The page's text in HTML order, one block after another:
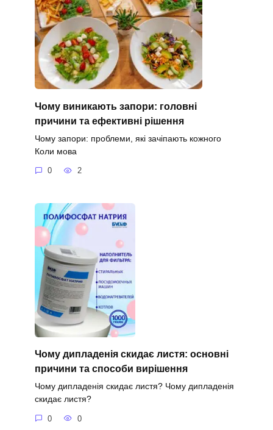
Чому виникають запори: головні
причини та ефективні рішення
Чому запори: проблеми, які зачіпають кожного
Коли мова
0 2
Чому дипладенія скидає листя: основні
причини та способи вирішення
Чому дипладенія скидає листя? Чому дипладенія
скидає листя?
0 0